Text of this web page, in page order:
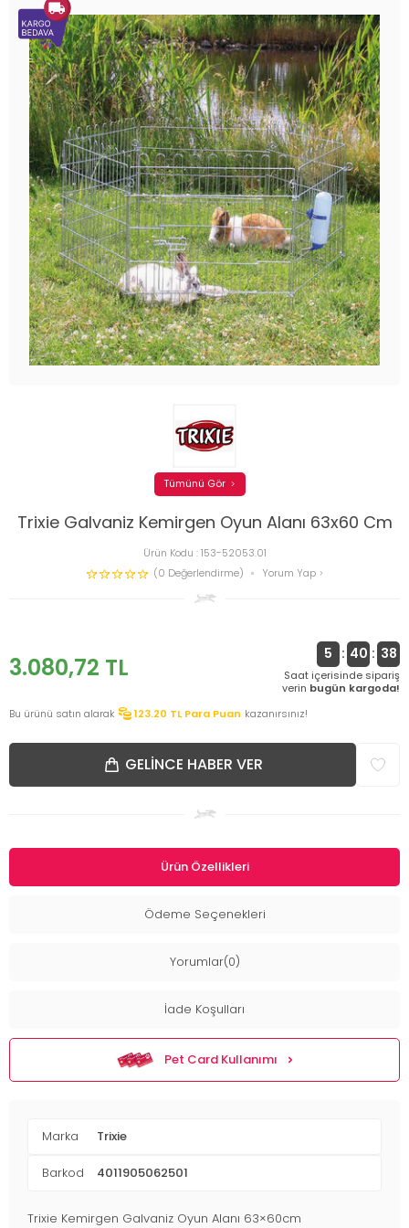
Trixie Galvaniz Kemirgen Oyun Alanı 63x60 Cm
Ürün Kodu :153-52053.01
(0 Değerlendirme)
Yorum Yap
Tümünü Gör
3.080,72 TL 5 : 40 : 37
Saat içerisinde sipariş
verin bugün kargoda!
Bu ürünü satın alarak
123.20 TL Para Puan kazanırsınız!
GELINCE HABER VER
Ürün Özellikleri
Ödeme Seçenekleri
Yorumlar(0)
İade Koşulları
Pet Card Kullanımı
Marka Trixie
Barkod 4011905062501
Trixie Kemirgen Galvaniz Oyun Alanı 63×60cm